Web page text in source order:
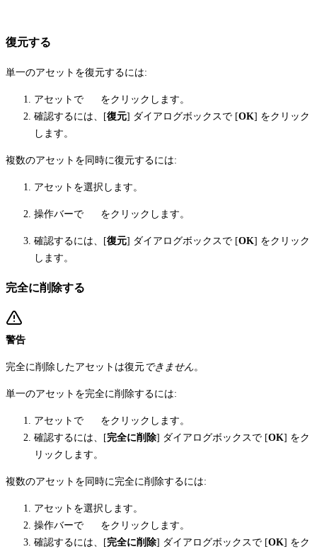
復元する
単一のアセットを復元するには:
アセットで
をクリックします。
確認するには、[復元] ダイアログボックスで [OK] をクリック
します。
複数のアセットを同時に復元するには:
アセットを選択します。
操作バーで をクリックします。
確認するには、[復元] ダイアログボックスで [OK] をクリック
します。
完全に削除する
警告
完全に削除したアセットは復元できません。
単一のアセットを完全に削除するには:
アセットで
をクリックします。
確認するには、[完全に削除] ダイアログボックスで [OK] をク
リックします。
複数のアセットを同時に完全に削除するには:
アセットを選択します。
操作バーで
をクリックします。
確認するには、[完全に削除] ダイアログボックスで [OK] をク